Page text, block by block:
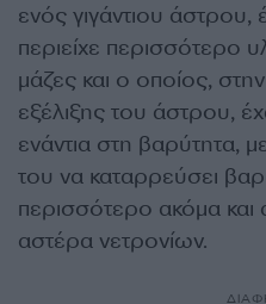
ενός γιγάντιου
περιείχε περισσότερο
μάζες και ο οποίος,
εξέλιξης του άστρου,
ενάντια στη βαρύτητα,
του να καταρρεύσει
περισσότερο ακόμα και
αστέρα νετρονίων.